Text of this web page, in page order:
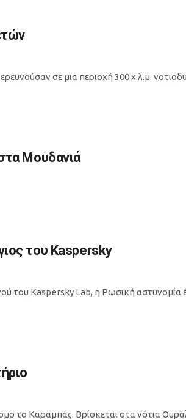
σε μια περιοχή 300 χ.λ.μ.
Μουδανιά
του Kaspersky
του Kaspersky Lab, η Ρωσική αστυνομία
το Καραµπάς. Βρίσκεται στα νότια